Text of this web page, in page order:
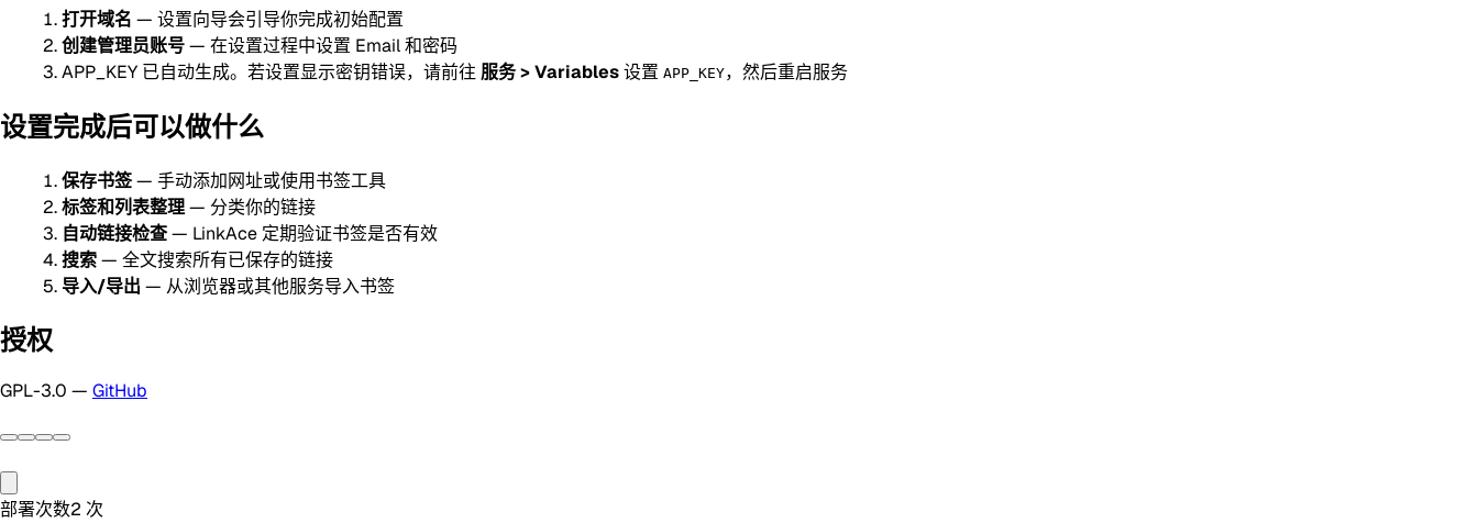
打开域名 — 设置向导会引导你完成初始配置
创建管理员账号— 在设置过程中设置 Email 和密码
APP_KEY 已自动生成。若设置显示密钥错误，请前往 服务 > Variables设置 APP_KEY，然后重启服务
设置完成后可以做什么
保存书签— 手动添加网址或使用书签工具
标签和列表整理— 分类你的链接
自动链接检查— LinkAce 定期验证书签是否有效
搜索— 全文搜索所有已保存的链接
导入/导出 — 从浏览器或其他服务导入书签
授权
GPL-3.0 — GitHub
部署次数2 次